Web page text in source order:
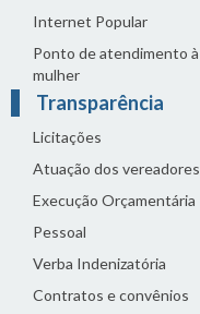
Internet Popular
Ponto de atendimento à
mulher
Transparência
Licitações
Atuação dos vereadores
Execução Orçamentária
Pessoal
Verba Indenizatória
Contratos e convênios